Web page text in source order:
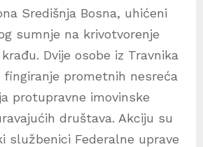
Središnja Bosna, uhićeni
sumnje na krivotvorenje
Dvije osobe iz Travnika
fingiranje prometnih nesreća
protupravne imovinske
društava. Akciju su
službenici Federalne uprave